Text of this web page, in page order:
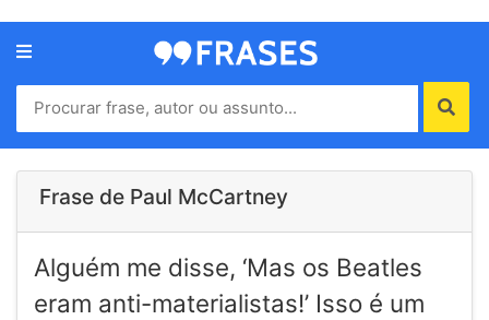
Menu
Home
Autores
de
uso
Frase de Paul McCartney
Alguém me disse, ‘Mas os Beatles
eram anti-materialistas!’ Isso é um